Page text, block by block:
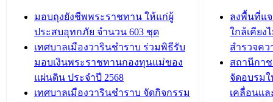
บทความ อื่นๆ ...
เทศบาลเมืองวารินชำราบ ร่วมการ
ประชุมวิชาการระดับนานาชาติและ
นิทรรศการด้านนวัตกรรมท้องถิ่น 2568
และรับรางวัลทีมนักวิจัยดีเด่นจาก
นวัตกรรมโครงการทะเบียนภาษีป้าย
ประชุมผู้เช่าอาคารพาณิชย์ บริเวณ
เทศบาล
รับฟังคว
ผังเมือง
วารินชำ
เทศบาล
ซักซ้อมแ
มอบถุงยังชีพพระราชทาน ให้แก่ผู้
ประสบอุทกภัย จำนวน 603 ชุด
เทศบาลเมืองวารินชำราบ ร่วมพิธีรับ
มอบเงินพระราชทานกองทุนแม่ของ
แผ่นดิน ประจำปี 2568
เทศบาลเมืองวารินชำราบ จัดกิจกรรม
ลงพื้นที่แ
ใกล้เคียง
สำรวจค
สถานีกา
จัดอบรม
เคลื่อนแ